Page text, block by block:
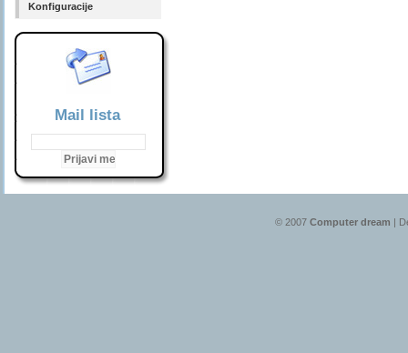
Konfiguracije
Mail lista
© 2007 Computer dream |